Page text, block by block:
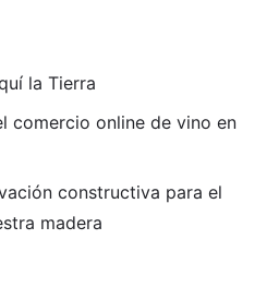
la Tierra
comercio online de vino en
constructiva para el
madera